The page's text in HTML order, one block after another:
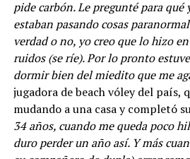
pide carbón. Le pregunté para qué
estaban pasando cosas
verdad o no, yo creo que lo hizo
ruidos (se ríe). Por lo pronto
dormir bien del miedito que me
jugadora de beach vóley del país,
mudando a una casa y completó
34 años, cuando me queda poco
duro perder un año así. Y más